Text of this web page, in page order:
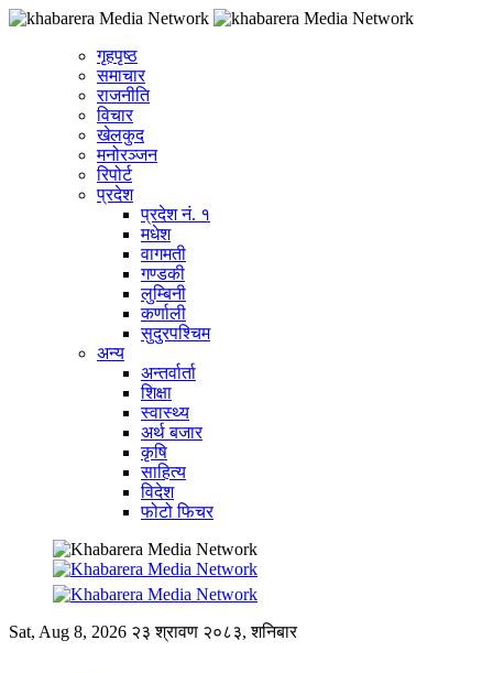
गृहपृष्ठ
समाचार
राजनीति
विचार
खेलकुद
मनोरञ्जन
रिपोर्ट
प्रदेश
प्रदेश नं. १
मधेश
वागमती
गण्डकी
लुम्बिनी
कर्णाली
सुदुरपश्चिम
अन्य
अन्तर्वार्ता
शिक्षा
स्वास्थ्य
अर्थ बजार
कृषि
साहित्य
विदेश
फोटो फिचर
Sat, Aug 8, 2026 २३ श्रावण २०८३, शनिबार